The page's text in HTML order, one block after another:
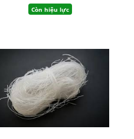
Còn hiệu lực